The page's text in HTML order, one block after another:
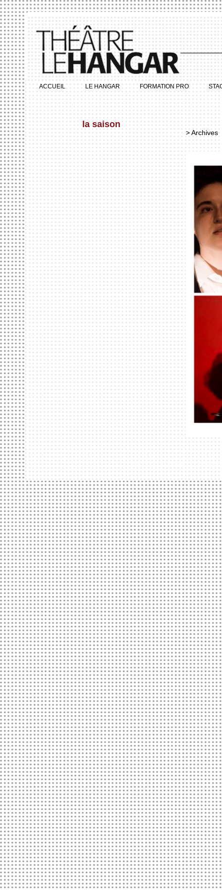
ACCUEIL LE HANGAR FORMATION PRO
la saison
> Archives
ACCUEIL LE HANGAR